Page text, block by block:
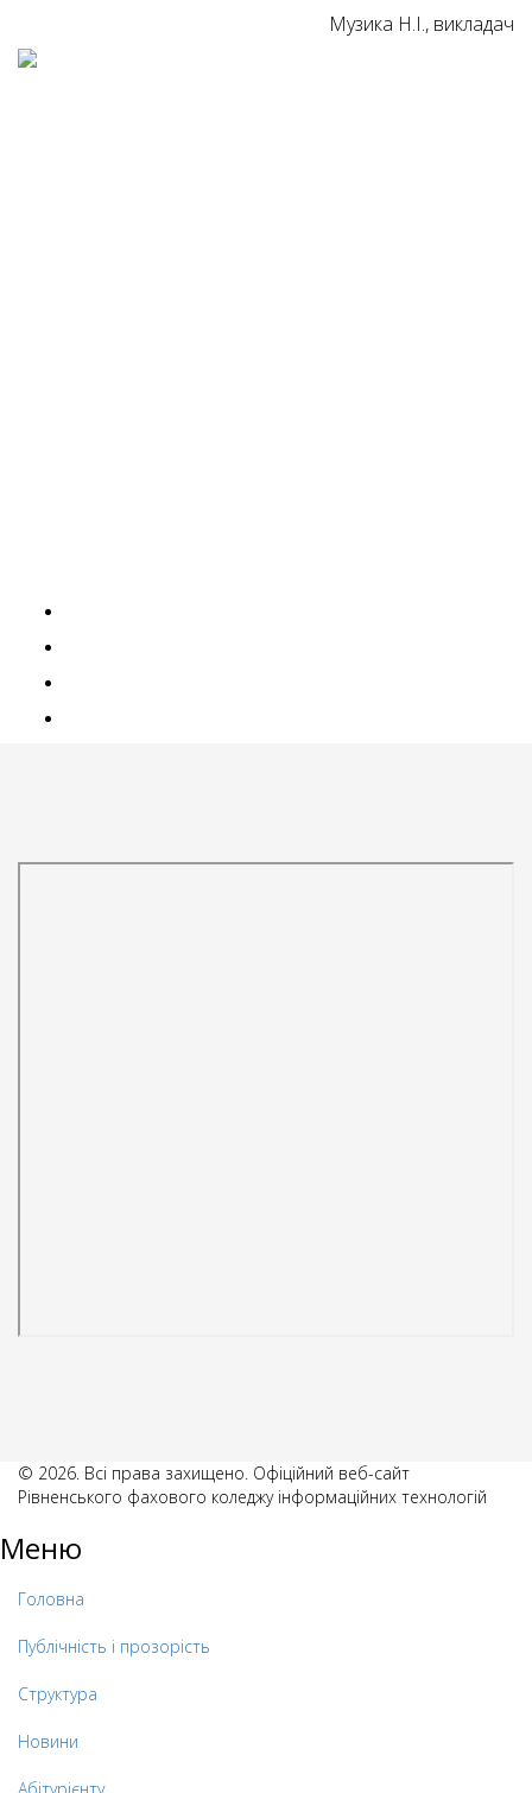
Музика Н.І., викладач
© 2026. Всі права захищено. Офіційний веб-сайт
Рівненського фахового коледжу інформаційних технологій
Меню
Головна
Публічність і прозорість
Структура
Новини